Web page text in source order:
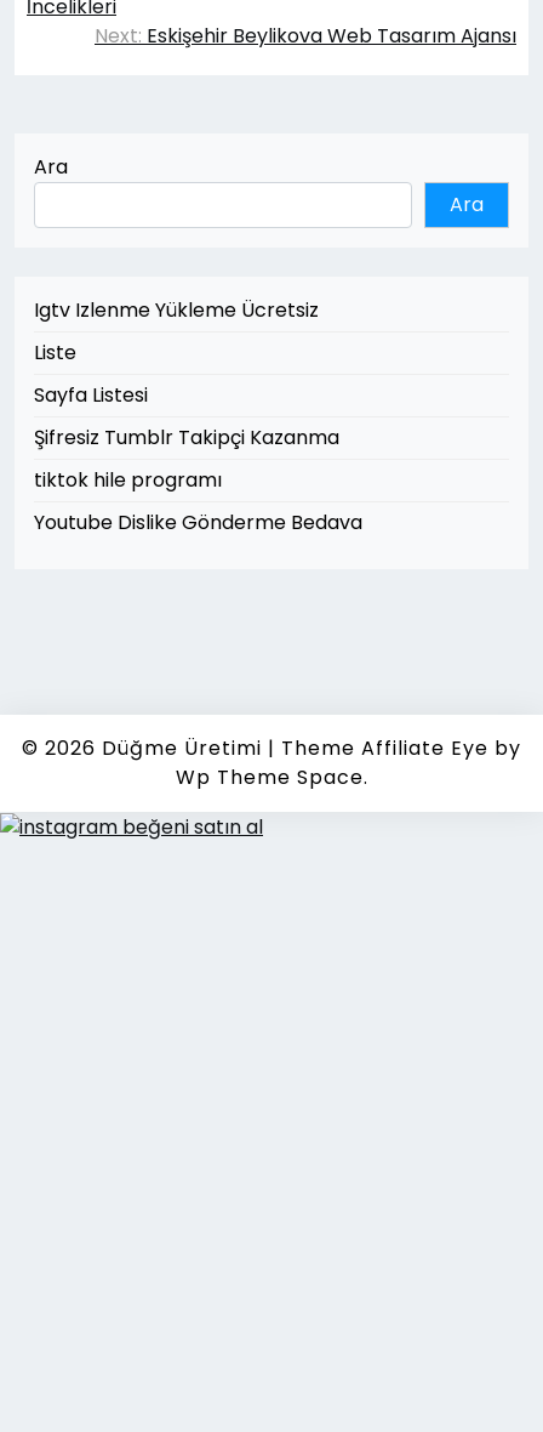
İncelikleri
Next: Eskişehir Beylikova Web Tasarım Ajansı
Ara
Ara
Igtv Izlenme Yükleme Ücretsiz
Liste
Sayfa Listesi
Şifresiz Tumblr Takipçi Kazanma
tiktok hile programı
Youtube Dislike Gönderme Bedava
© 2026 Düğme Üretimi | Theme Affiliate Eye by
Wp Theme Space.